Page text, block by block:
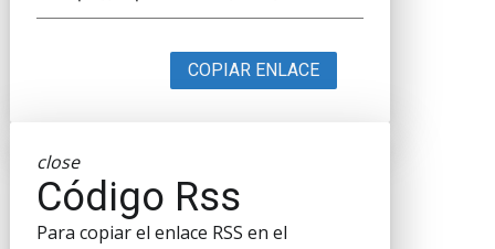
COPIAR ENLACE
close
Código Rss
Para copiar el enlace RSS en el